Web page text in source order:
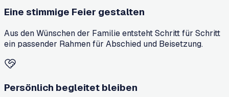
Eine stimmige Feier gestalten
Aus den Wünschen der Familie entsteht Schritt für Schritt
ein passender Rahmen für Abschied und Beisetzung.
Persönlich begleitet bleiben